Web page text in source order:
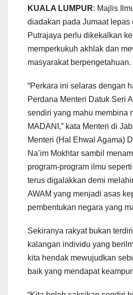
KUALA LUMPUR: Majlis
diadakan pada Jumaat lepas
Putrajaya perlu dikekalkan
memperkukuh akhlak dan
masyarakat berpengetahuan.
“Perkara ini selaras dengan
Perdana Menteri Datuk Seri
sendiri yang mahu membina
MADANI,” kata Menteri di
Menteri (Hal Ehwal Agama)
Na’im Mokhtar sambil
program-program ilmu
terus digalakkan demi
AWAM yang menjadi asas
pembentukan negara yang
Sekiranya rakyat bukan
kalangan individu yang
kita hendak mewujudkan
baik yang mendapat